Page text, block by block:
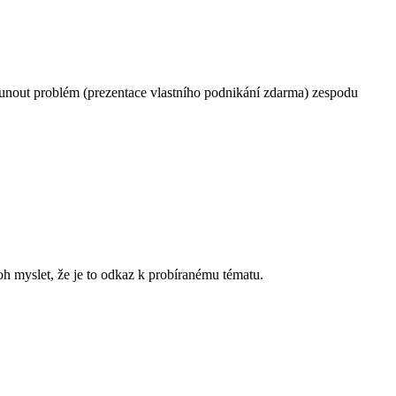
problém (prezentace vlastního podnikání zdarma) zespodu
myslet, že je to odkaz k probíranému tématu.